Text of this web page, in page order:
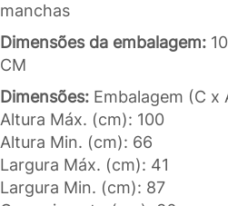
manchas
Dimensões da embalagem:
CM
Dimensões: Embalagem (C x
Altura Máx. (cm): 100
Altura Min. (cm): 66
Largura Máx. (cm): 41
Largura Min. (cm): 87